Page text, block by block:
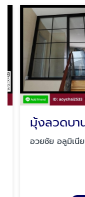
อวยชัย อลูมิเนียม